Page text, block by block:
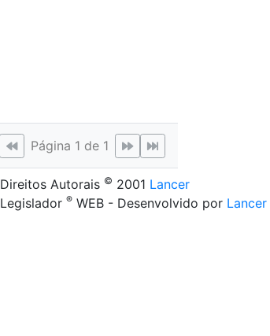
Página 1 de 1
Direitos Autorais © 2001 Lancer
Legislador ® WEB - Desenvolvido por Lancer